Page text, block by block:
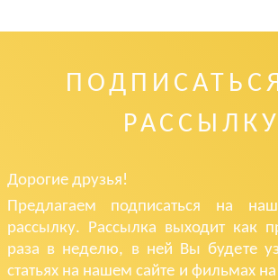
РАССЫЛКУ
Дорогие друзья!
Предлагаем подписаться на
рассылку. Рассылка выходит как
раза в неделю, в ней Вы будете
статьях на нашем сайте и фильмах